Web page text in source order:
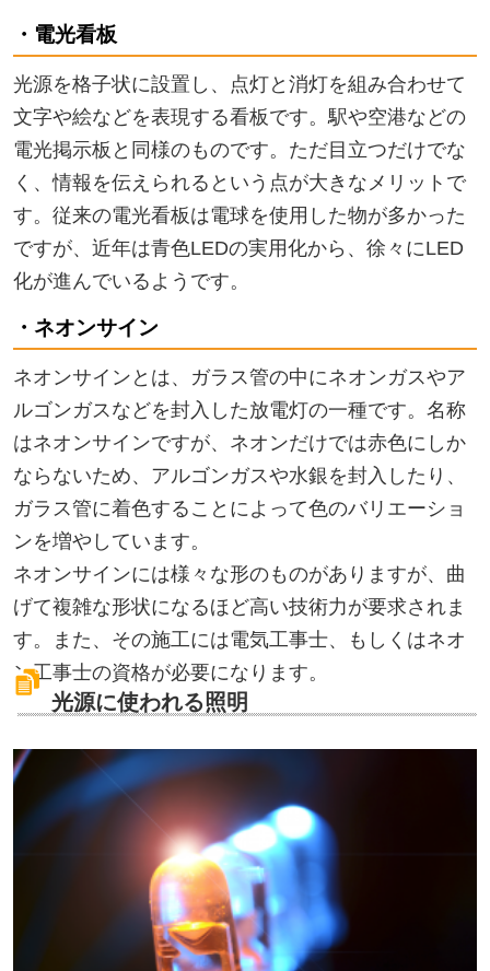
・電光看板
光源を格子状に設置し、点灯と消灯を組み合わせて
文字や絵などを表現する看板です。駅や空港などの
電光掲示板と同様のものです。ただ目立つだけでな
く、情報を伝えられるという点が大きなメリットで
す。従来の電光看板は電球を使用した物が多かった
ですが、近年は青色LEDの実用化から、徐々にLED
化が進んでいるようです。
・ネオンサイン
ネオンサインとは、ガラス管の中にネオンガスやア
ルゴンガスなどを封入した放電灯の一種です。名称
はネオンサインですが、ネオンだけでは赤色にしか
ならないため、アルゴンガスや水銀を封入したり、
ガラス管に着色することによって色のバリエーショ
ンを増やしています。
ネオンサインには様々な形のものがありますが、曲
げて複雑な形状になるほど高い技術力が要求されま
す。また、その施工には電気工事士、もしくはネオ
ン工事士の資格が必要になります。
光源に使われる照明